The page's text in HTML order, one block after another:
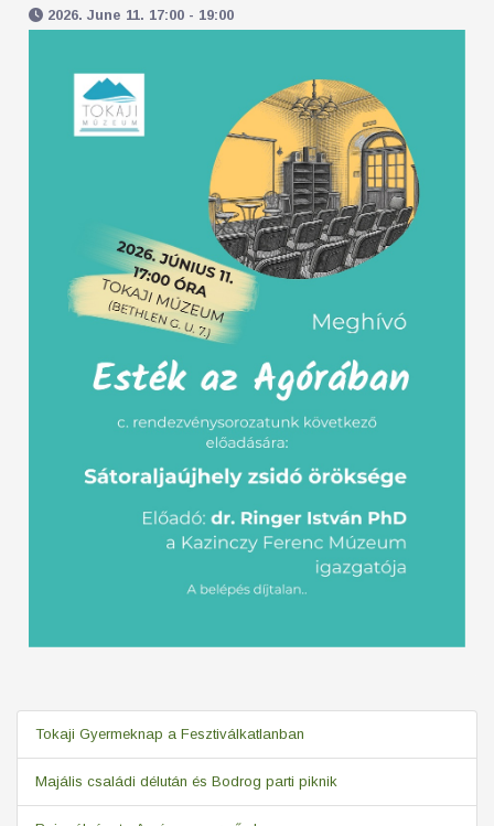
2026. June 11. 17:00 - 19:00
Tokaji Gyermeknap a Fesztiválkatlanban
Majális családi délután és Bodrog parti piknik